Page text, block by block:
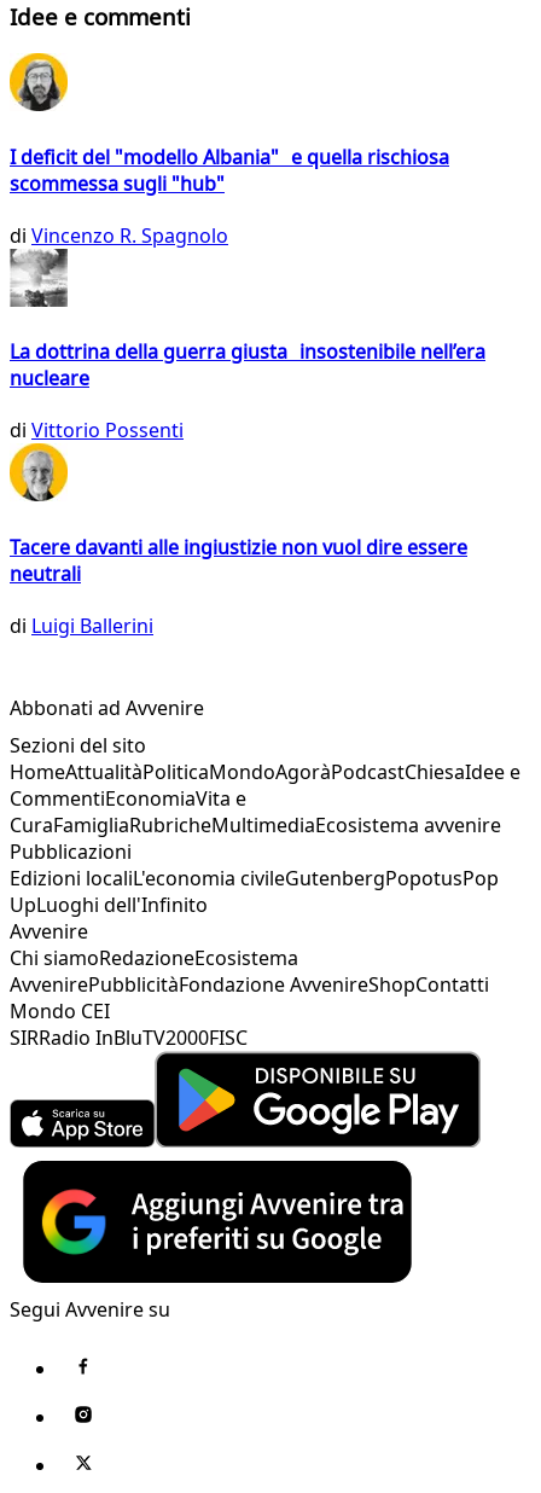
Idee e commenti
I deficit del "modello Albania" e quella rischiosa
scommessa sugli "hub"
di Vincenzo R. Spagnolo
La dottrina della guerra giusta insostenibile nell’era
nucleare
di Vittorio Possenti
Tacere davanti alle ingiustizie non vuol dire essere
neutrali
di Luigi Ballerini
Abbonati ad Avvenire
Sezioni del sito
HomeAttualitàPoliticaMondoAgoràPodcastChiesaIdee e
CommentiEconomiaVita e
CuraFamigliaRubricheMultimediaEcosistema avvenire
Pubblicazioni
Edizioni localiL'economia civileGutenbergPopotusPop
UpLuoghi dell'Infinito
Avvenire
Chi siamoRedazioneEcosistema
AvvenirePubblicitàFondazione AvvenireShopContatti
Mondo CEI
SIRRadio InBluTV2000FISC
Segui Avvenire su